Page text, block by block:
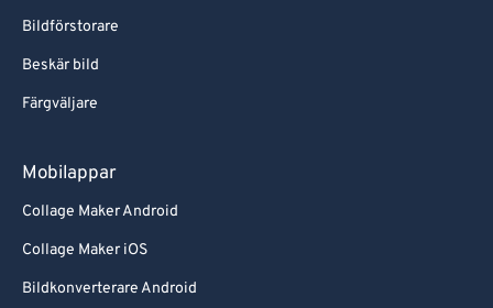
Bildförstorare
Beskär bild
Färgväljare
Mobilappar
Collage Maker Android
Collage Maker iOS
Bildkonverterare Android